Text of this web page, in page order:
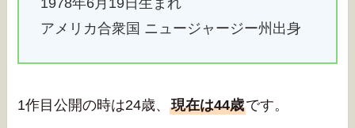
1978年6月19日生まれ
アメリカ合衆国 ニュージャージー州出身
1作目公開の時は24歳、現在は44歳です。